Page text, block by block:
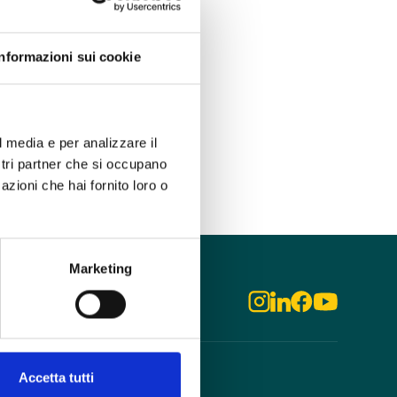
sui cookie
e per analizzare il
partner che si occupano
che hai fornito loro o
Marketing
Accetta tutti